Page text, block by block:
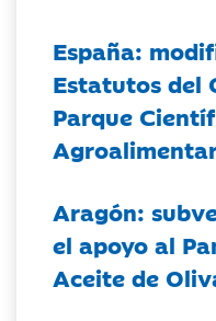
España:
Estatutos del
Parque
Aragón:
el apoyo al
Aceite de